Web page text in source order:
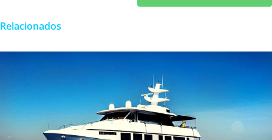
Relacionados